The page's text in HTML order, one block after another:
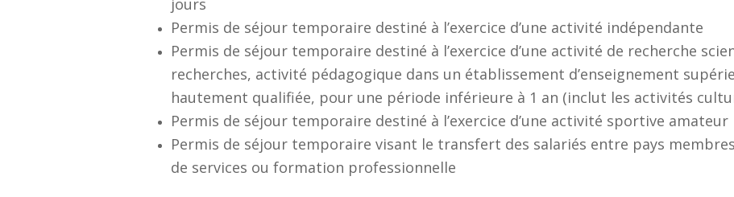
jours
Permis de séjour temporaire destiné à l’exercice d’une activité indépendante
Permis de séjour temporaire destiné à l’exercice d’une activité de recherche
recherches, activité pédagogique dans un établissement d’enseignement
hautement qualifiée, pour une période inférieure à 1 an (inclut les activités
Permis de séjour temporaire destiné à l’exercice d’une activité sportive amateur
Permis de séjour temporaire visant le transfert des salariés entre pays
de services ou formation professionnelle